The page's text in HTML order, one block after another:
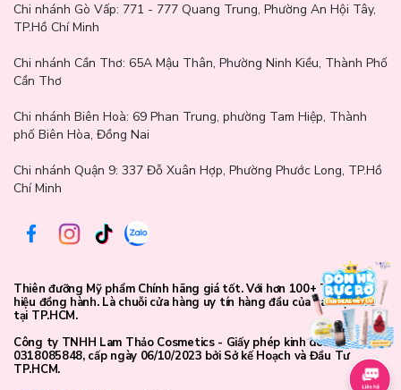
Chi nhánh Gò Vấp: 771 - 777 Quang Trung, Phường An Hội Tây,
TP.Hồ Chí Minh
Chi nhánh Cần Thơ: 65A Mậu Thân, Phường Ninh Kiều, Thành Phố
Cần Thơ
Chi nhánh Biên Hoà: 69 Phan Trung, phường Tam Hiệp, Thành
phố Biên Hòa, Đồng Nai
Chi nhánh Quận 9: 337 Đỗ Xuân Hợp, Phường Phước Long, TP.Hồ
Chí Minh
Thiên đưỡng Mỹ phẩm Chính hãng giá tốt. Với hơn 100+ Thương
hiệu đồng hành. Là chuỗi cửa hàng uy tín hàng đầu của các bạn trẻ
tại TP.HCM.
Công ty TNHH Lam Thảo Cosmetics - Giấy phép kinh doanh số
0318085848, cấp ngày 06/10/2023 bởi Sở kế Hoạch và Đầu Tư
TP.HCM.